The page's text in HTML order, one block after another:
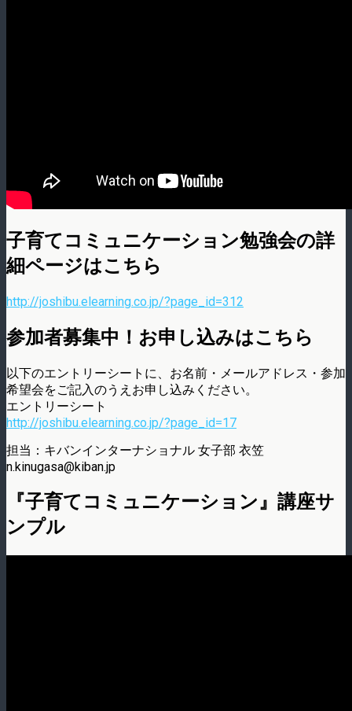
子育てコミュニケーション勉強会の詳
細ページはこちら
http://joshibu.elearning.co.jp/?page_id=312
参加者募集中！お申し込みはこちら
以下のエントリーシートに、お名前・メールアドレス・参加
希望会をご記入のうえお申し込みください。
エントリーシート
http://joshibu.elearning.co.jp/?page_id=17
担当：キバンインターナショナル 女子部 衣笠
n.kinugasa@kiban.jp
『子育てコミュニケーション』講座サ
ンプル